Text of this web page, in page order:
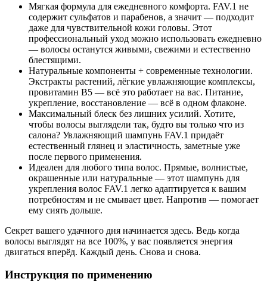
Мягкая формула для ежедневного комфорта. FAV.1 не
содержит сульфатов и парабенов, а значит — подходит
даже для чувствительной кожи головы. Этот
профессиональный уход можно использовать ежедневно
— волосы останутся живыми, свежими и естественно
блестящими.
Натуральные компоненты + современные технологии.
Экстракты растений, лёгкие увлажняющие комплексы,
провитамин B5 — всё это работает на вас. Питание,
укрепление, восстановление — всё в одном флаконе.
Максимальный блеск без лишних усилий. Хотите,
чтобы волосы выглядели так, будто вы только что из
салона? Увлажняющий шампунь FAV.1 придаёт
естественный глянец и эластичность, заметные уже
после первого применения.
Идеален для любого типа волос. Прямые, волнистые,
окрашенные или натуральные — этот шампунь для
укрепления волос FAV.1 легко адаптируется к вашим
потребностям и не смывает цвет. Напротив — помогает
ему сиять дольше.
Секрет вашего удачного дня начинается здесь. Ведь когда
волосы выглядят на все 100%, у вас появляется энергия
двигаться вперёд. Каждый день. Снова и снова.
Инструкция по применению